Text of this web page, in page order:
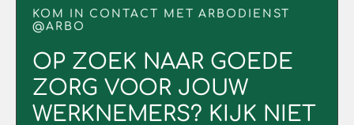
KOM IN CONTACT MET ARBODIENST
@ARBO
OP ZOEK NAAR GOEDE
ZORG VOOR JOUW
WERKNEMERS? KIJK NIET